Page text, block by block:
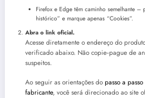
Firefox e Edge têm caminho semelhante –
histórico” e marque apenas “Cookies”.
Abra o link oficial.
Acesse diretamente o endereço do
verificado abaixo. Não copie‑pague de
suspeitos.
Ao seguir as orientações do passo a
fabricante, você será direcionado ao site